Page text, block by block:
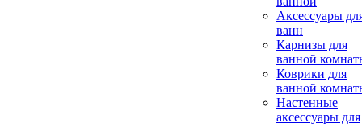
Аксессуары
ванн
Карнизы для
ванной
Коврики для
ванной
Настенные
аксессуары для